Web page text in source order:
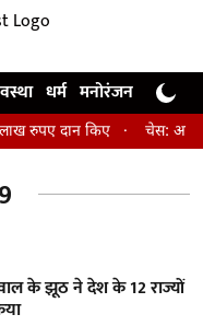
धर्म मनोरंजन खेल
रुपए दान किए चेस: आर
के झूठ ने देश के 12 राज्यों